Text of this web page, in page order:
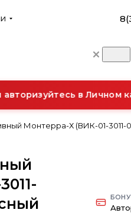
в Личном
Монтерра-Х (ВИК-01-3011-